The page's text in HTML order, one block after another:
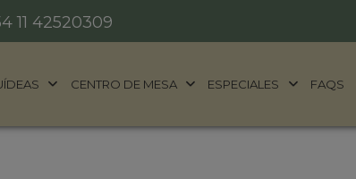
11 42520309
CENTRO DE MESA ESPECIALES FAQS